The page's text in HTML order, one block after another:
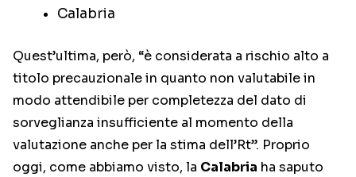
Calabria
Quest’ultima, però, “è considerata a rischio alto a
titolo precauzionale in quanto non valutabile in
modo attendibile per completezza del dato di
sorveglianza insufficiente al momento della
valutazione anche per la stima dell’Rt”. Proprio
oggi, come abbiamo visto, la Calabria ha saputo